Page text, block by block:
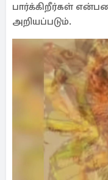
பார்க்கிறீர்கள்
அறியப்படும்.